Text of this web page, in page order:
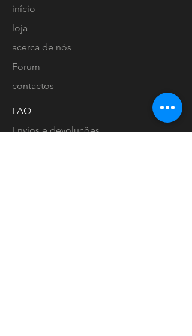
início
loja
acerca de nós
Forum
contactos
FAQ
Envios e devoluções